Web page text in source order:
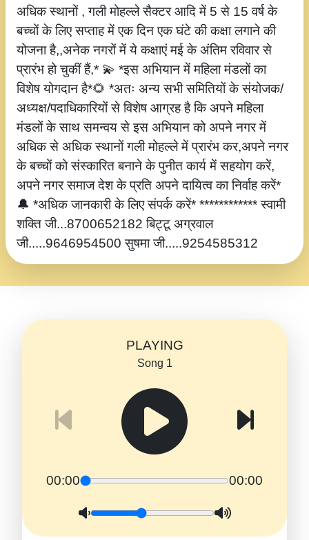
अधिक स्थानों , गली मोहल्ले सैक्टर आदि में 5 से 15 वर्ष के
बच्चों के लिए सप्ताह में एक दिन एक घंटे की कक्षा लगाने की
योजना है,,अनेक नगरों में ये कक्षाएं मई के अंतिम रविवार से
प्रारंभ हो चुकीं हैं,* 💫 *इस अभियान में महिला मंडलों का
विशेष योगदान है*🌻 *अतः अन्य सभी समितियों के संयोजक/
अध्यक्ष/पदाधिकारियों से विशेष आग्रह है कि अपने महिला
मंडलों के साथ समन्वय से इस अभियान को अपने नगर में
अधिक से अधिक स्थानों गली मोहल्ले में प्रारंभ कर,अपने नगर
के बच्चों को संस्कारित बनाने के पुनीत कार्य में सहयोग करें,
अपने नगर समाज देश के प्रति अपने दायित्व का निर्वाह करें*
🔔 *अधिक जानकारी के लिए संपर्क करें* ************ स्वामी
शक्ति जी...8700652182 बिट्टू अग्रवाल
जी.....9646954500 सुषमा जी.....9254585312
PLAYING
Song 1
00:00 00:00